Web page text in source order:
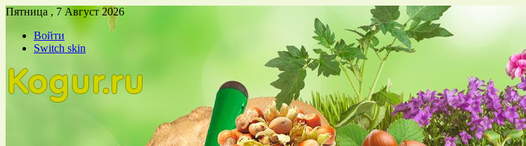
Пятница , 7 Август 2026
Войти
Switch skin